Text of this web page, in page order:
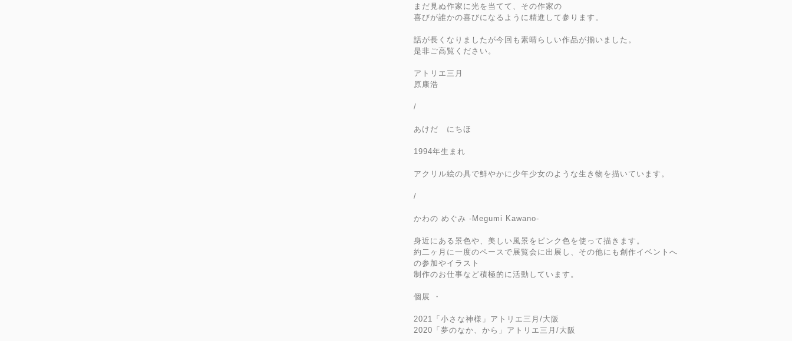
まだ見ぬ作家に光を当てて、その作家の
喜びが誰かの喜びになるように精進して参ります。
話が長くなりましたが今回も素晴らしい作品が揃いました。
是非ご高覧ください。
アトリエ三月
原康浩
/
あけだ にちほ
1994年生まれ
アクリル絵の具で鮮やかに少年少女のような生き物を描いています。
/
かわの めぐみ -Megumi Kawano-
身近にある景色や、美しい風景をピンク色を使って描きます。
約二ヶ月に一度のペースで展覧会に出展し、その他にも創作イベントへ
の参加やイラスト
制作のお仕事など積極的に活動しています。
個展 ・
2021「小さな神様」アトリエ三月/大阪
2020「夢のなか、から」アトリエ三月/大阪